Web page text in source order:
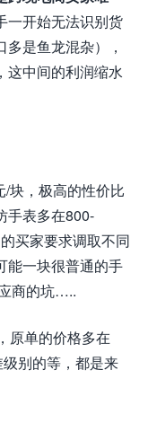
一开始无法识别货
是鱼龙混杂），
这中间的利润缩水
块，极高的性价比
手表多在800-
买家要求调取不同
能一块很普通的手
商的坑…..
原单的价格多在
别的等，都是来